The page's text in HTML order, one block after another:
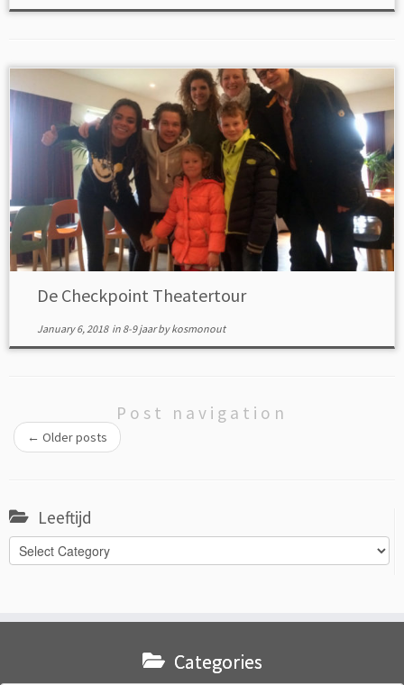
De Checkpoint Theatertour
January 6, 2018in 8-9 jaarbykosmonout
Post navigation
← Older posts
Leeftijd
Leeftijd
Categories